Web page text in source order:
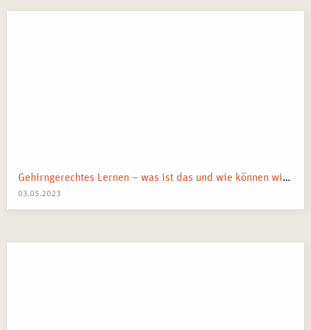
Gehirngerechtes Lernen – was ist das und wie können wir es anwenden?
03.05.2023